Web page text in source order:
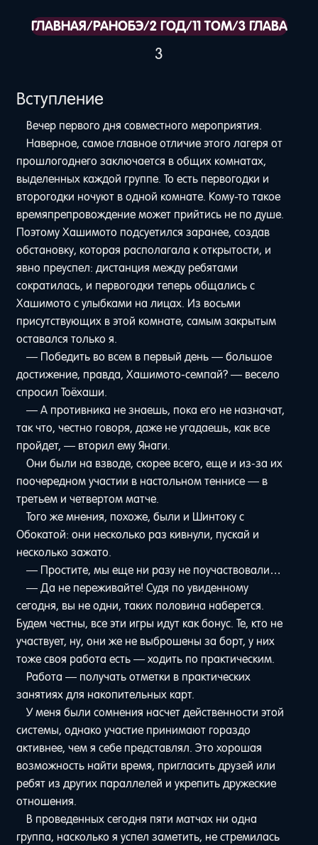
ГЛАВНАЯ/РАНОБЭ/2 ГОД/11 ТОМ/3 ГЛАВА
3
Вступление
Вечер первого дня совместного мероприятия.
Наверное, самое главное отличие этого лагеря от
прошлогоднего заключается в общих комнатах,
выделенных каждой группе. То есть первогодки и
второгодки ночуют в одной комнате. Кому-то такое
времяпрепровождение может прийтись не по душе.
Поэтому Хашимото подсуетился заранее, создав
обстановку, которая располагала к открытости, и
явно преуспел: дистанция между ребятами
сократилась, и первогодки теперь общались с
Хашимото с улыбками на лицах. Из восьми
присутствующих в этой комнате, самым закрытым
оставался только я.
— Победить во всем в первый день — большое
достижение, правда, Хашимото-семпай? — весело
спросил Тоёхаши.
— А противника не знаешь, пока его не назначат,
так что, честно говоря, даже не угадаешь, как все
пройдет, — вторил ему Янаги.
Они были на взводе, скорее всего, еще и из-за их
поочередном участии в настольном теннисе — в
третьем и четвертом матче.
Того же мнения, похоже, были и Шинтоку с
Обокатой: они несколько раз кивнули, пускай и
несколько зажато.
— Простите, мы еще ни разу не поучаствовали…
— Да не переживайте! Судя по увиденному
сегодня, вы не одни, таких половина наберется.
Будем честны, все эти игры идут как бонус. Те, кто не
участвует, ну, они же не выброшены за борт, у них
тоже своя работа есть — ходить по практическим.
Работа — получать отметки в практических
занятиях для накопительных карт.
У меня были сомнения насчет действенности этой
системы, однако участие принимают гораздо
активнее, чем я себе представлял. Это хорошая
возможность найти время, пригласить друзей или
ребят из других параллелей и укрепить дружеские
отношения.
В проведенных сегодня пяти матчах ни одна
группа, насколько я успел заметить, не стремилась